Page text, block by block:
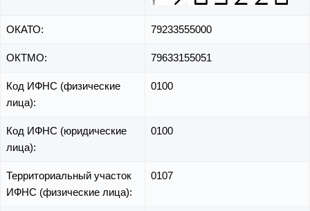
ОКАТО: 79233555000
ОКТМО: 79633155051
Код ИФНС (физические
лица):
0100
Код ИФНС (юридические
лица):
0100
Территориальный участок
ИФНС (физические лица):
0107